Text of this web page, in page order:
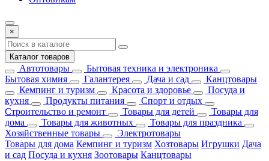
×
Каталог товаров
Автотовары
Бытовая техника и электроника
Бытовая химия
Галантерея Дача и сад
Канцтовары
Кемпинг и туризм
Красота и здоровье
Посуда и
кухня
Продукты питания
Спорт и отдых
Строительство и ремонт
Товары для детей
Товары для
дома
Товары для животных
Товары для праздника
Хозяйственные товары
Электротовары
Товары для дома Кемпинг и туризм Хозтовары Игрушки Дача
и сад Посуда и кухня Зоотовары Канцтовары